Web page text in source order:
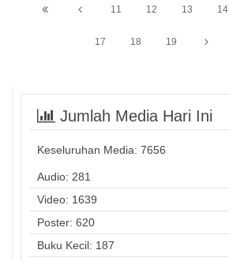
11 12 13 14
17 18 19
Jumlah Media Hari Ini
Keseluruhan Media: 7656
Audio: 281
Video: 1639
Poster: 620
Buku Kecil: 187